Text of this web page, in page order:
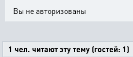
Вы не авторизованы
1 чел. читают эту тему (гостей: 1)